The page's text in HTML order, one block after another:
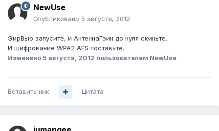
NewUse
Опубликовано 5 августа, 2012
ЭирВью запусите, и АнтеннаГэин до нуля скиньте.
И шифрование WPA2 AES поставьте.
Изменено 5 августа, 2012 пользователем NewUse
Вставить ник Цитата